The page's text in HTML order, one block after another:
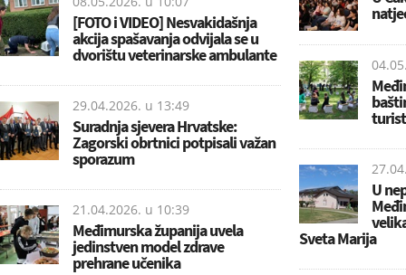
[FOTO i VIDEO] Nesvakidašnja
akcija spašavanja odvijala se u
dvorištu veterinarske ambulante
29.04.2026. u 13:49
Suradnja sjevera Hrvatske:
Zagorski obrtnici potpisali važan
sporazum
21.04.2026. u 10:39
Međimurska županija uvela
jedinstven model zdrave
prehrane učenika
U
Sveta Marija